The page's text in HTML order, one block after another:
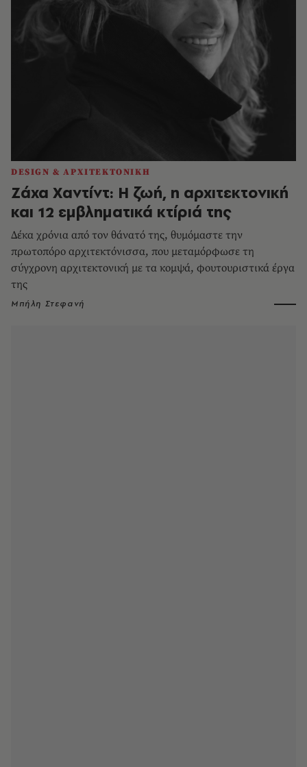
DESIGN & ΑΡΧΙΤΕΚΤΟΝΙΚΗ
Ζάχα Χαντίντ: Η ζωή, η αρχιτεκτονική
και 12 εμβληματικά κτίριά της
Δέκα χρόνια από τον θάνατό της, θυμόμαστε την
πρωτοπόρο αρχιτεκτόνισσα, που μεταμόρφωσε τη
σύγχρονη αρχιτεκτονική με τα κομψά, φουτουριστικά έργα
της
Μπήλη Στεφανή